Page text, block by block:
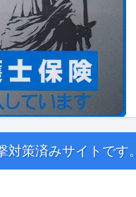
対策済みサイトです。